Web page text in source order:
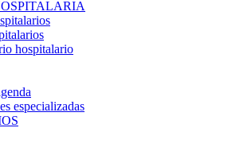
hospitalario
especializadas